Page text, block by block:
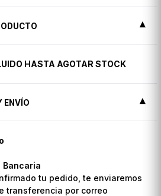
HASTA AGOTAR STOCK
ENVÍO
tu pedido, te enviaremos
transferencia por correo